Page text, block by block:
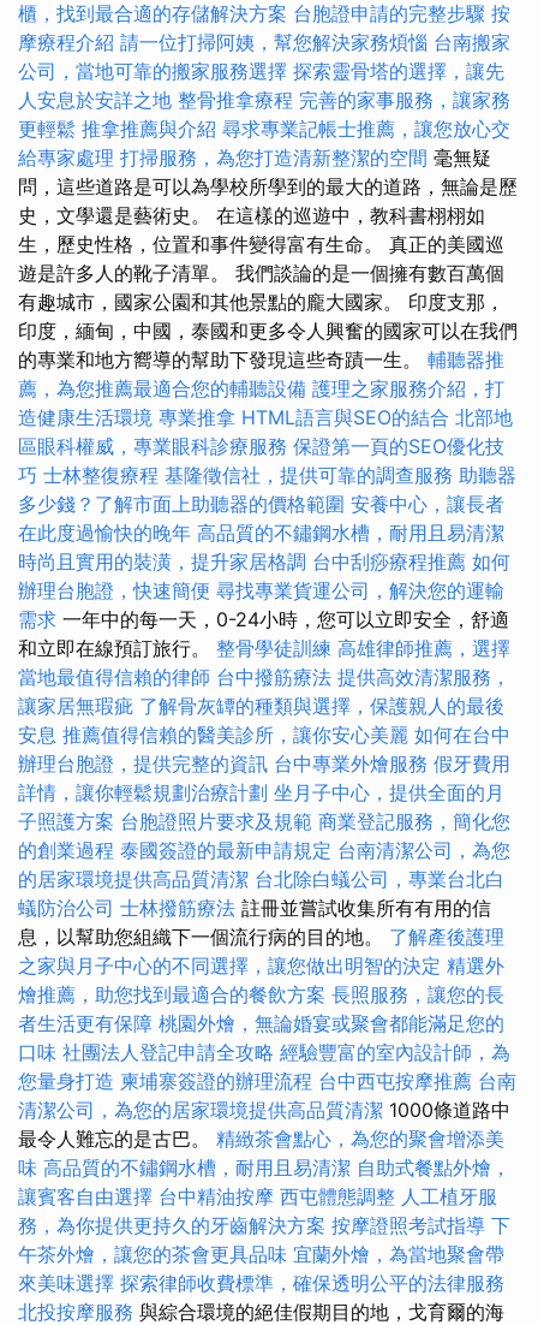
櫃，找到最合適的存儲解決方案 台胞證申請的完整步驟 按
摩療程介紹 請一位打掃阿姨，幫您解決家務煩惱 台南搬家
公司，當地可靠的搬家服務選擇 探索靈骨塔的選擇，讓先
人安息於安詳之地 整骨推拿療程 完善的家事服務，讓家務
更輕鬆 推拿推薦與介紹 尋求專業記帳士推薦，讓您放心交
給專家處理 打掃服務，為您打造清新整潔的空間 毫無疑
問，這些道路是可以為學校所學到的最大的道路，無論是歷
史，文學還是藝術史。 在這樣的巡遊中，教科書栩栩如
生，歷史性格，位置和事件變得富有生命。 真正的美國巡
遊是許多人的靴子清單。 我們談論的是一個擁有數百萬個
有趣城市，國家公園和其他景點的龐大國家。 印度支那，
印度，緬甸，中國，泰國和更多令人興奮的國家可以在我們
的專業和地方嚮導的幫助下發現這些奇蹟一生。 輔聽器推
薦，為您推薦最適合您的輔聽設備 護理之家服務介紹，打
造健康生活環境 專業推拿 HTML語言與SEO的結合 北部地
區眼科權威，專業眼科診療服務 保證第一頁的SEO優化技
巧 士林整復療程 基隆徵信社，提供可靠的調查服務 助聽器
多少錢？了解市面上助聽器的價格範圍 安養中心，讓長者
在此度過愉快的晚年 高品質的不鏽鋼水槽，耐用且易清潔
時尚且實用的裝潢，提升家居格調 台中刮痧療程推薦 如何
辦理台胞證，快速簡便 尋找專業貨運公司，解決您的運輸
需求 一年中的每一天，0-24小時，您可以立即安全，舒適
和立即在線預訂旅行。 整骨學徒訓練 高雄律師推薦，選擇
當地最值得信賴的律師 台中撥筋療法 提供高效清潔服務，
讓家居無瑕疵 了解骨灰罈的種類與選擇，保護親人的最後
安息 推薦值得信賴的醫美診所，讓你安心美麗 如何在台中
辦理台胞證，提供完整的資訊 台中專業外燴服務 假牙費用
詳情，讓你輕鬆規劃治療計劃 坐月子中心，提供全面的月
子照護方案 台胞證照片要求及規範 商業登記服務，簡化您
的創業過程 泰國簽證的最新申請規定 台南清潔公司，為您
的居家環境提供高品質清潔 台北除白蟻公司，專業台北白
蟻防治公司 士林撥筋療法 註冊並嘗試收集所有有用的信
息，以幫助您組織下一個流行病的目的地。 了解產後護理
之家與月子中心的不同選擇，讓您做出明智的決定 精選外
燴推薦，助您找到最適合的餐飲方案 長照服務，讓您的長
者生活更有保障 桃園外燴，無論婚宴或聚會都能滿足您的
口味 社團法人登記申請全攻略 經驗豐富的室內設計師，為
您量身打造 柬埔寨簽證的辦理流程 台中西屯按摩推薦 台南
清潔公司，為您的居家環境提供高品質清潔 1000條道路中
最令人難忘的是古巴。 精緻茶會點心，為您的聚會增添美
味 高品質的不鏽鋼水槽，耐用且易清潔 自助式餐點外燴，
讓賓客自由選擇 台中精油按摩 西屯體態調整 人工植牙服
務，為你提供更持久的牙齒解決方案 按摩證照考試指導 下
午茶外燴，讓您的茶會更具品味 宜蘭外燴，為當地聚會帶
來美味選擇 探索律師收費標準，確保透明公平的法律服務
北投按摩服務 與綜合環境的絕佳假期目的地，戈育爾的海